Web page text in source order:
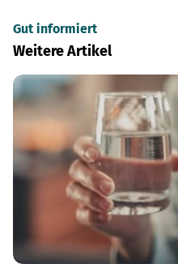
Gut informiert
Weitere Artikel